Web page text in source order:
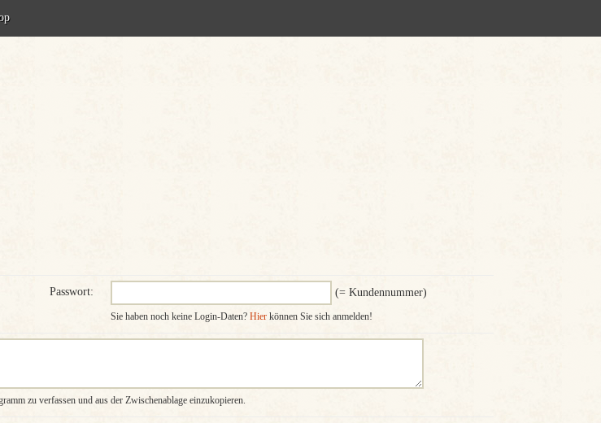
Passwort: (= Kundennummer)
Sie haben noch keine Login-Daten? Hier können Sie sich anmelden!
zu verfassen und aus der Zwischenablage einzukopieren.